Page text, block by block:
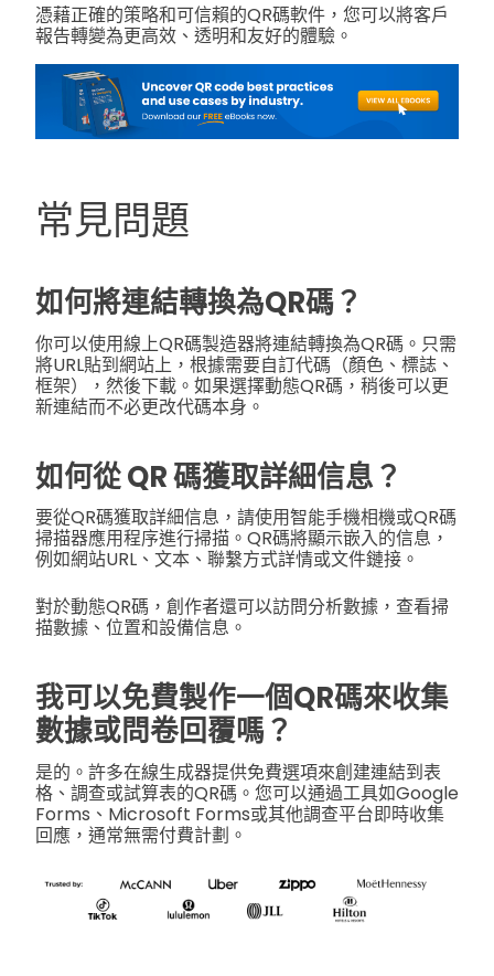
憑藉正確的策略和可信賴的QR碼軟件，您可以將客戶
報告轉變為更高效、透明和友好的體驗。
常見問題
如何將連結轉換為QR碼？
你可以使用線上QR碼製造器將連結轉換為QR碼。只需
將URL貼到網站上，根據需要自訂代碼（顏色、標誌、
框架），然後下載。如果選擇動態QR碼，稍後可以更
新連結而不必更改代碼本身。
如何從 QR 碼獲取詳細信息？
要從QR碼獲取詳細信息，請使用智能手機相機或QR碼
掃描器應用程序進行掃描。QR碼將顯示嵌入的信息，
例如網站URL、文本、聯繫方式詳情或文件鏈接。
對於動態QR碼，創作者還可以訪問分析數據，查看掃
描數據、位置和設備信息。
我可以免費製作一個QR碼來收集
數據或問卷回覆嗎？
是的。許多在線生成器提供免費選項來創建連結到表
格、調查或試算表的QR碼。您可以通過工具如Google
Forms、Microsoft Forms或其他調查平台即時收集
回應，通常無需付費計劃。